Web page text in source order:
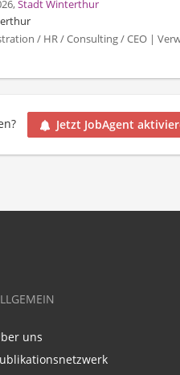
Stadt Winterthur
/ HR / Consulting / CEO |
Jetzt JobAgent
uns